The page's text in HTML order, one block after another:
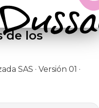
de los
SAS · Versión 01 ·